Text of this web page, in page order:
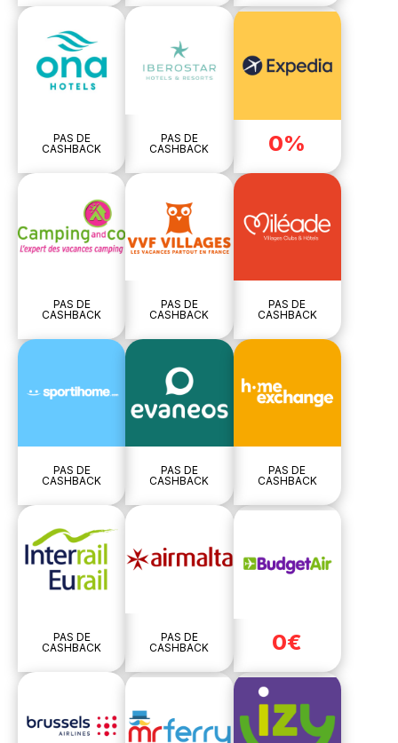
PAS DE
CASHBACK
PAS DE
CASHBACK
0%
PAS DE
CASHBACK
PAS DE
CASHBACK
PAS DE
CASHBACK
PAS DE
CASHBACK
PAS DE
CASHBACK
PAS DE
CASHBACK
PAS DE
CASHBACK
PAS DE
CASHBACK
0€